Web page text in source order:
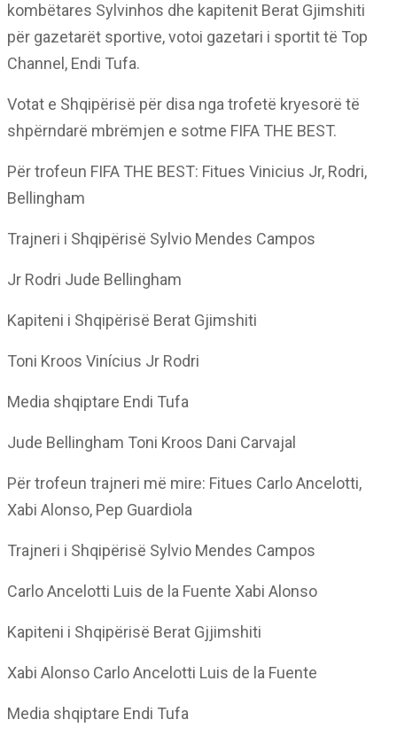
kombëtares Sylvinhos dhe kapitenit Berat Gjimshiti
për gazetarët sportive, votoi gazetari i sportit të Top
Channel, Endi Tufa.
Votat e Shqipërisë për disa nga trofetë kryesorë të
shpërndarë mbrëmjen e sotme FIFA THE BEST.
Për trofeun FIFA THE BEST: Fitues Vinicius Jr, Rodri,
Bellingham
Trajneri i Shqipërisë Sylvio Mendes Campos
Jr Rodri Jude Bellingham
Kapiteni i Shqipërisë Berat Gjimshiti
Toni Kroos Vinícius Jr Rodri
Media shqiptare Endi Tufa
Jude Bellingham Toni Kroos Dani Carvajal
Për trofeun trajneri më mire: Fitues Carlo Ancelotti,
Xabi Alonso, Pep Guardiola
Trajneri i Shqipërisë Sylvio Mendes Campos
Carlo Ancelotti Luis de la Fuente Xabi Alonso
Kapiteni i Shqipërisë Berat Gjjimshiti
Xabi Alonso Carlo Ancelotti Luis de la Fuente
Media shqiptare Endi Tufa